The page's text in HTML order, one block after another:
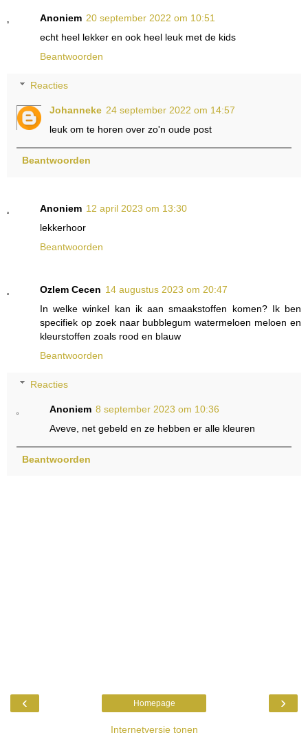
Anoniem 20 september 2022 om 10:51
echt heel lekker en ook heel leuk met de kids
Beantwoorden
Reacties
Johanneke 24 september 2022 om 14:57
leuk om te horen over zo'n oude post
Beantwoorden
Anoniem 12 april 2023 om 13:30
lekkerhoor
Beantwoorden
Ozlem Cecen 14 augustus 2023 om 20:47
In welke winkel kan ik aan smaakstoffen komen? Ik ben
specifiek op zoek naar bubblegum watermeloen meloen en
kleurstoffen zoals rood en blauw
Beantwoorden
Reacties
Anoniem 8 september 2023 om 10:36
Aveve, net gebeld en ze hebben er alle kleuren
Beantwoorden
‹ ›
Homepage
Internetversie tonen